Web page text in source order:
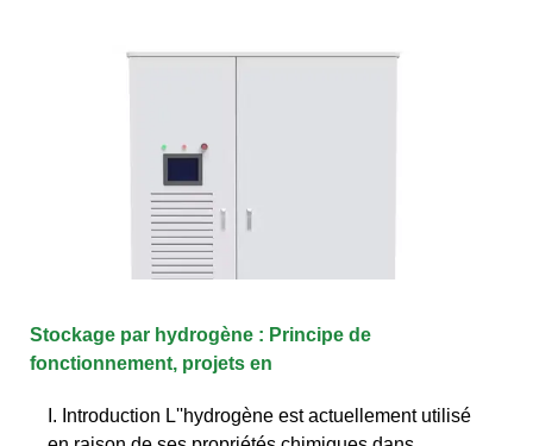
Stockage par hydrogène : Principe de
fonctionnement, projets en
I. Introduction L''hydrogène est actuellement utilisé